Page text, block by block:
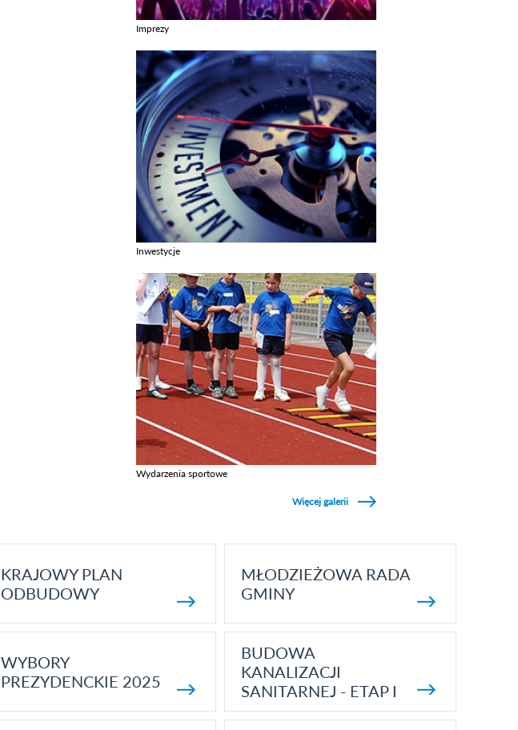
Imprezy
Inwestycje
Wydarzenia sportowe
Więcej galerii
KRAJOWY PLAN
ODBUDOWY
MŁODZIEŻOWA RADA
GMINY
WYBORY
PREZYDENCKIE 2025
BUDOWA
KANALIZACJI
SANITARNEJ - ETAP I